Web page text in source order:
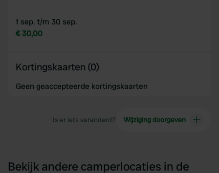
1 sep. t/m 30 sep.
€ 30,00
Kortingskaarten (0)
Geen geaccepteerde kortingskaarten
Is er iets veranderd? Wijziging doorgeven
Bekijk andere camperlocaties in de